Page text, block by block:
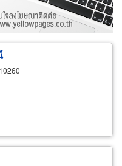
ตัวแทนจัดจำหน่าย